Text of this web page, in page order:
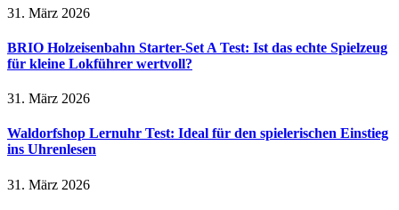
31. März 2026
BRIO Holzeisenbahn Starter-Set A Test: Ist das echte Spielzeug
für kleine Lokführer wertvoll?
31. März 2026
Waldorfshop Lernuhr Test: Ideal für den spielerischen Einstieg
ins Uhrenlesen
31. März 2026